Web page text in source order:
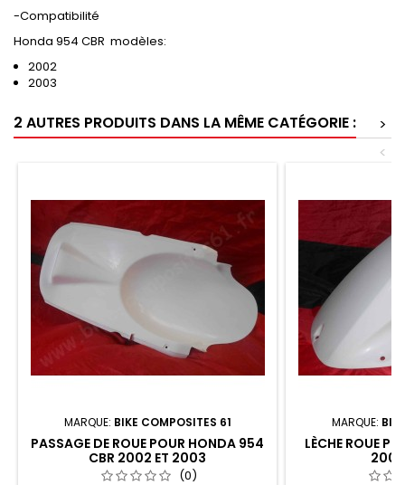
-Compatibilité
Honda 954 CBR modèles:
2002
2003
2 AUTRES PRODUITS DANS LA MÊME CATÉGORIE :
>
<
MARQUE: BIKE COMPOSITES 61
PASSAGE DE ROUE POUR HONDA 954
CBR 2002 ET 2003
(0)
MARQUE:
LÈCHE ROUE